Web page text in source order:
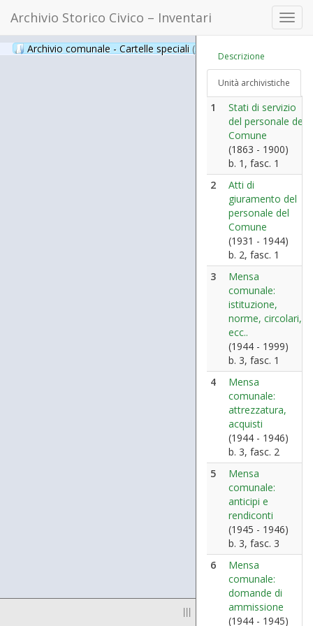
Archivio Storico Civico – Inventari
Archivio comunale - Cartelle speciali (397)
|||
Descrizione
Unità archivistiche
1
Stati di servizio
del personale del
Comune
(1863 - 1900)
b. 1, fasc. 1
2
Atti di
giuramento del
personale del
Comune
(1931 - 1944)
b. 2, fasc. 1
3
Mensa
comunale:
istituzione,
norme, circolari,
ecc..
(1944 - 1999)
b. 3, fasc. 1
4
Mensa
comunale:
attrezzatura,
acquisti
(1944 - 1946)
b. 3, fasc. 2
5
Mensa
comunale:
anticipi e
rendiconti
(1945 - 1946)
b. 3, fasc. 3
6
Mensa
comunale:
domande di
ammissione
(1944 - 1945)